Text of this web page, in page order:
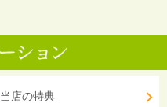
当店の特典